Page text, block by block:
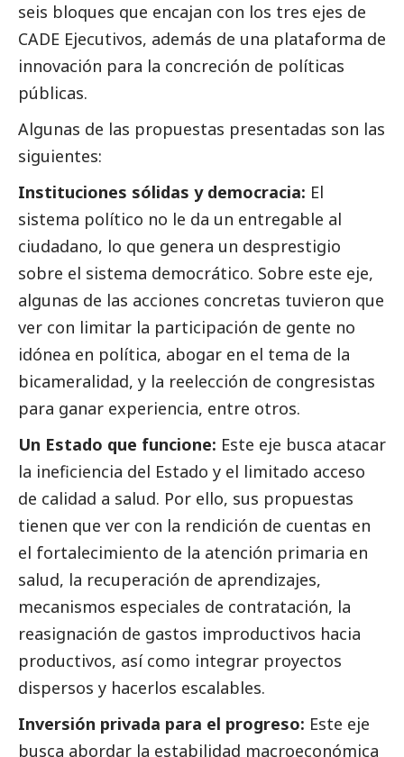
seis bloques que encajan con los tres ejes de
CADE Ejecutivos, además de una plataforma de
innovación para la concreción de políticas
públicas.
Algunas de las propuestas presentadas son las
siguientes:
Instituciones sólidas y democracia: El
sistema político no le da un entregable al
ciudadano, lo que genera un desprestigio
sobre el sistema democrático. Sobre este eje,
algunas de las acciones concretas tuvieron que
ver con limitar la participación de gente no
idónea en política, abogar en el tema de la
bicameralidad, y la reelección de congresistas
para ganar experiencia, entre otros.
Un Estado que funcione: Este eje busca atacar
la ineficiencia del Estado y el limitado acceso
de calidad a salud. Por ello, sus propuestas
tienen que ver con la rendición de cuentas en
el fortalecimiento de la atención primaria en
salud, la recuperación de aprendizajes,
mecanismos especiales de contratación, la
reasignación de gastos improductivos hacia
productivos, así como integrar proyectos
dispersos y hacerlos escalables.
Inversión privada para el progreso: Este eje
busca abordar la estabilidad macroeconómica